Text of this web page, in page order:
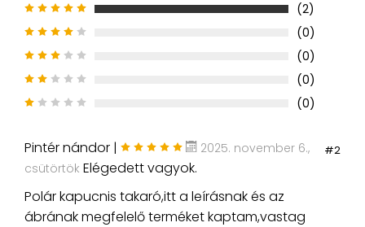
(2)
(0)
(0)
(0)
(0)
#2
Pintér nándor |
2025. november 6.,
csütörtök Elégedett vagyok.
Polár kapucnis takaró,itt a leírásnak és az
ábrának megfelelő terméket kaptam,vastag